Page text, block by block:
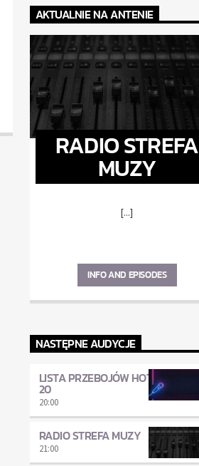
AKTUALNIE NA ANTENIE
RADIO STREFA
MUZY
[...]
INFO AND EPISODES
NASTĘPNE AUDYCJE
LISTA PRZEBOJÓW HOT
20
20:00
RADIO STREFA MUZY
21:00